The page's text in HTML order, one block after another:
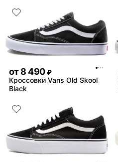
от8 490 ₽
Кроссовки Vans Old Skool
Black